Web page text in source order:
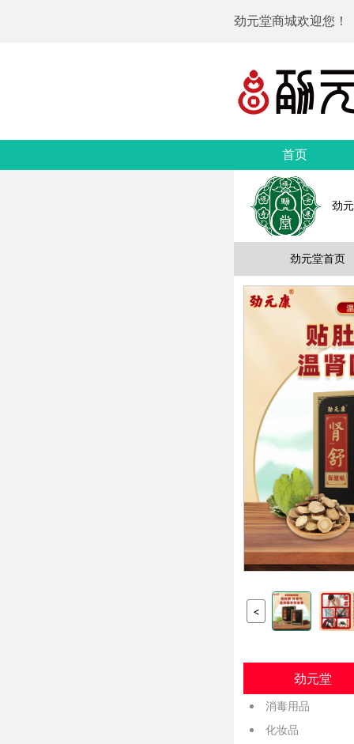
劲元堂商城欢迎您！
首页
劲
劲元堂首页
<
劲元堂
消毒用品
化妆品